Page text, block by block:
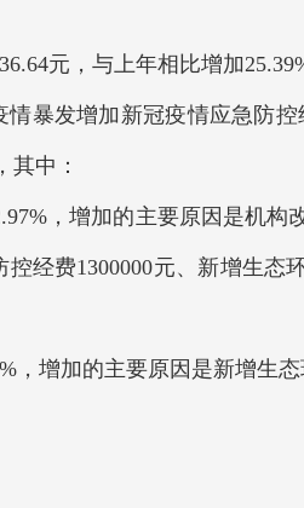
元，与上年相比增加
暴发增加新冠疫情应急防
其中：
，增加的主要原因是机构
经费1300000元、新增生态
增加的主要原因是新增生态